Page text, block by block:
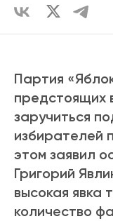
Партия
предстоящих
заручиться
избирателей
этом заявил
Григорий
высокая явка
количество